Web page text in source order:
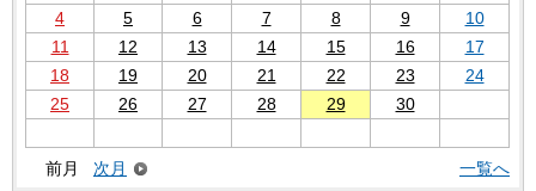
4
5 6 7 8 9
10
11
12 13 14 15 16
17
18
19 20 21 22 23
24
25
26 27 28 29 30
前月 次月 一覧へ